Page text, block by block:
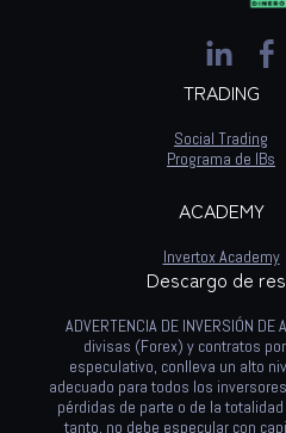
TRADING
Social Trading
Programa de IBs
ACADEMY
Invertox Academy
Descargo de
ADVERTENCIA DE INVERSIÓN
divisas (Forex) y contratos
especulativo, conlleva un alto
adecuado para todos los
pérdidas de parte o de la
tanto, no debe especular con